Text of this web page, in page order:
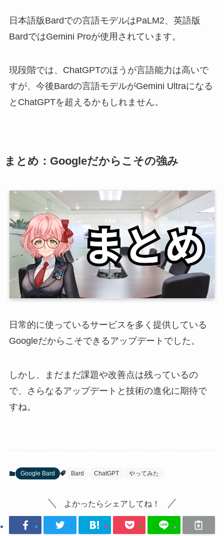
日本語版Bardでの言語モデルはPaLM2、英語版
BardではGemini Proが使用されています。
現段階では、ChatGPTのほうが言語能力は高いで
すが、今後Bardの言語モデルがGemini Ultraになる
とChatGPTを超えるかもしれません。
まとめ：Googleだからこその強み
日常的に使っているサービスを多く提供している
Googleだからこそできるアップデートでした。
しかし、まだまだ課題や改善点は残っているの
で、さらなるアップデートと技術の進化に期待で
すね。
Google Bard Bard ChatGPT やってみた
よかったらシェアしてね！